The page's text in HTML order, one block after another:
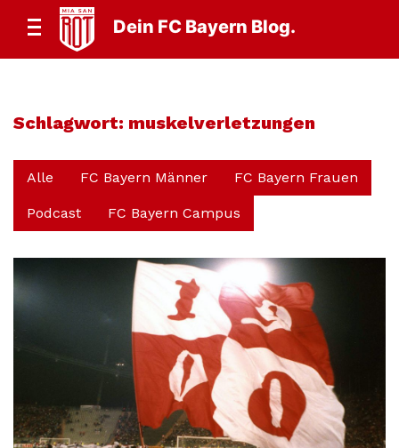
Dein FC Bayern Blog.
Schlagwort: muskelverletzungen
Alle FC Bayern Männer FC Bayern Frauen
Podcast FC Bayern Campus